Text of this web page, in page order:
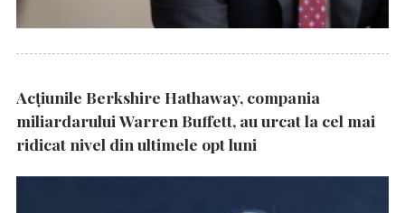
Acțiunile Berkshire Hathaway, compania
miliardarului Warren Buffett, au urcat la cel mai
ridicat nivel din ultimele opt luni